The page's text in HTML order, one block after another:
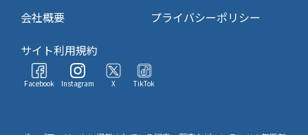
会社概要
プライバシーポリシー
サイト利用規約
Facebook Instagram X TikTok